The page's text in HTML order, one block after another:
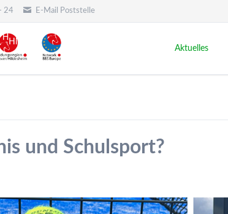
24 E-Mail Poststelle
Aktuelles
und Schulsport?